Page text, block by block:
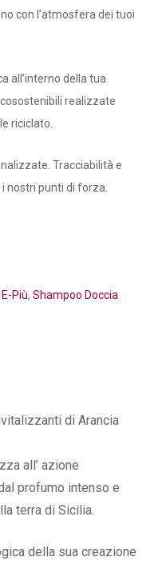
con l’atmosfera dei tuoi
all’interno della tua
realizzate
riciclato.
Tracciabilità e
nostri punti di forza.
Più, Shampoo Doccia
di Arancia
all’ azione
profumo intenso e
terra di Sicilia.
della sua creazione